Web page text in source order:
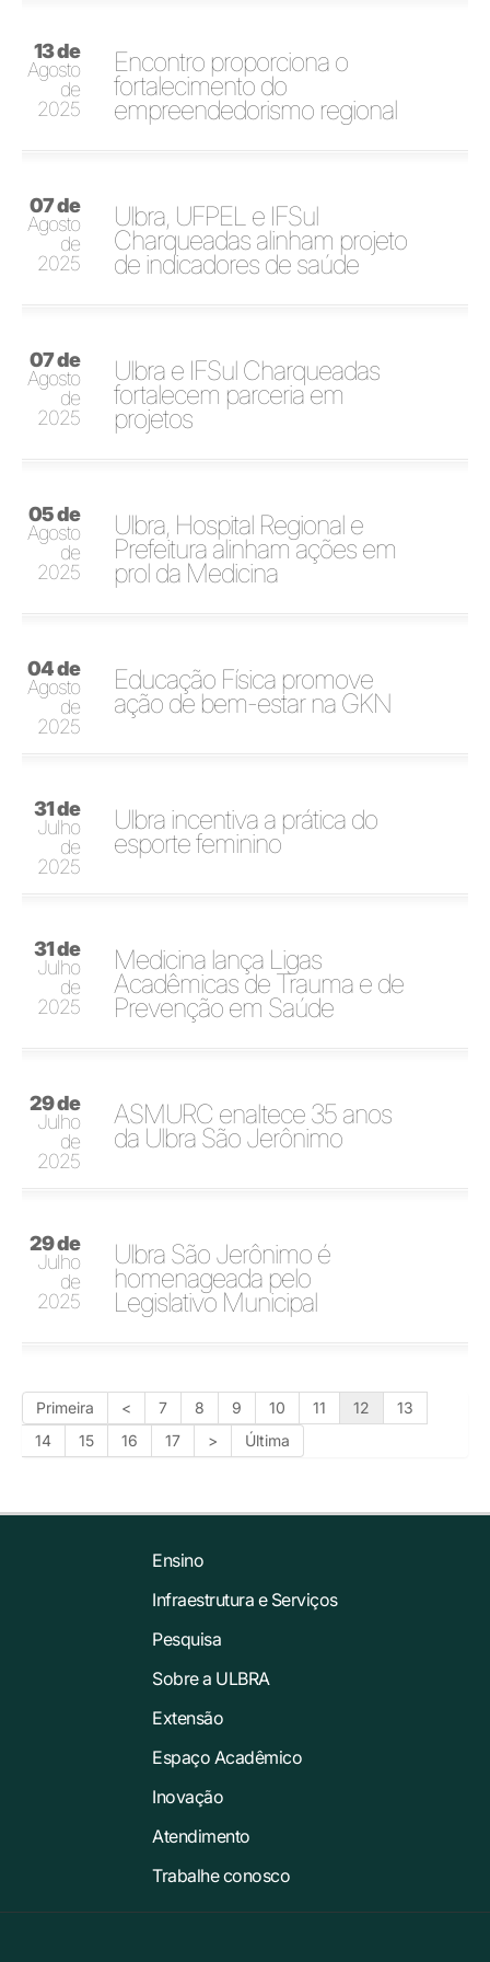
13 de
Agosto
de
2025
Encontro proporciona o
fortalecimento do
empreendedorismo regional
07 de
Agosto
de
2025
Ulbra, UFPEL e IFSul
Charqueadas alinham projeto
de indicadores de saúde
07 de
Agosto
de
2025
Ulbra e IFSul Charqueadas
fortalecem parceria em
projetos
05 de
Agosto
de
2025
Ulbra, Hospital Regional e
Prefeitura alinham ações em
prol da Medicina
04 de
Agosto
de
2025
Educação Física promove
ação de bem-estar na GKN
31 de
Julho
de
2025
Ulbra incentiva a prática do
esporte feminino
31 de
Julho
de
2025
Medicina lança Ligas
Acadêmicas de Trauma e de
Prevenção em Saúde
29 de
Julho
de
2025
ASMURC enaltece 35 anos
da Ulbra São Jerônimo
29 de
Julho
de
2025
Ulbra São Jerônimo é
homenageada pelo
Legislativo Municipal
Primeira < 7 8 9 10 11 12
13
14
15 16 17 > Última
Ensino
Infraestrutura e Serviços
Pesquisa
Sobre a ULBRA
Extensão
Espaço Acadêmico
Inovação
Atendimento
Trabalhe conosco